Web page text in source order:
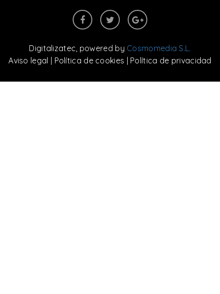
Digitalizatec , powered by Cosmomedia S.L.
Aviso legal | Política de cookies | Política de privacidad